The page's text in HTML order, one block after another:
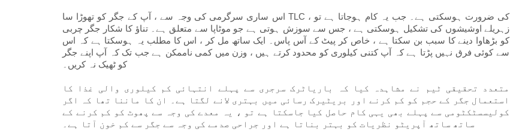
اس ساری سرگرمی کی وجہ سے ، آپ کے جگر کو تھوڑا سا TLC کی ضرورت ہوسکتی ہے۔ جب یہ کام ہوجاتا ہے تو ،
زہریلے اوشیشوں کی تشکیل ہوسکتی ہے ، جس سے سوزش ہوتی ہے جو موٹاپا سے متعلق ہے۔ تناؤ کا شکار جگر چربی
کو بڑھاوا دینے کا سبب بن سکتا ہے ، خاص کر پیٹ کے آس پاس۔ ایک ساتھ مل کر ، اس کا مطلب یہ ہوسکتا ہے کہ اس
سے کوئی فرق نہیں پڑتا ہے کہ آپ کتنی کیلوری کو محدود کرتے ہیں ، وزن میں کمی ناممکن ہے جب تک کہ آپ اپنے جگر
کو ٹھیک نہ کریں۔
متعدد تحقیقی ٹیم نے مشاہدہ کیا کہ باریاٹرک سرجری سے پہلے انتہائی کم کیلوری والی غذا کا
استعمال جگر کے حجم کو کم کرنے اور بریٹیرک رسائی میں بہتری لانے لگتا ہے۔ ان کا ماننا تھا کہ اگر
کولیسسٹکٹومی سے پہلے بھی یہی کام حاصل کیا جاسکتا ہے تو ، یہ معدے کی وجہ سے پھوٹ کو کم کرنے کے
ساتھ ساتھ آپریٹو نظریات کو بہتر بناتا ہے اور جراحی صدمے کی وجہ سے جگر سے کم خون آتا ہے۔